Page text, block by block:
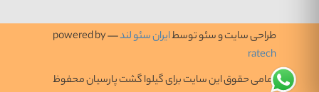
طراحی سایت و سئو توسطایران سئو لند— powered by
ratech
تمامی حقوق این سایت برای گیلوا گشت پارسیان محفوظ